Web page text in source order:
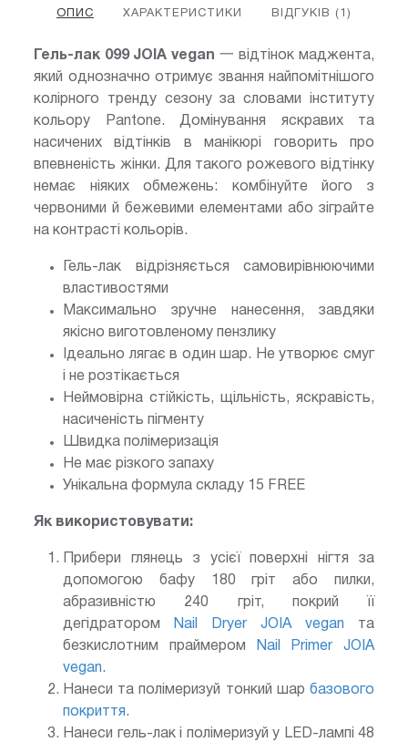
ОПИС ХАРАКТЕРИСТИКИ ВІДГУКІВ (1)
Гель-лак 099 JOIA vegan 一 відтінок маджента,
який однозначно отримує звання найпомітнішого
колірного тренду сезону за словами інституту
кольору Pantone. Домінування яскравих та
насичених відтінків в манікюрі говорить про
впевненість жінки. Для такого рожевого відтінку
немає ніяких обмежень: комбінуйте його з
червоними й бежевими елементами або зіграйте
на контрасті кольорів.
Гель-лак відрізняється самовирівнюючими
властивостями
Максимально зручне нанесення, завдяки
якісно виготовленому пензлику
Ідеально лягає в один шар. Не утворює смуг
і не розтікається
Неймовірна стійкість, щільність, яскравість,
насиченість пігменту
Швидка полімеризація
Не має різкого запаху
Унікальна формула складу 15 FREE
Як використовувати:
Прибери глянець з усієї поверхні нігтя за
допомогою бафу 180 гріт або пилки,
абразивністю 240 гріт, покрий її
дегідратором
Nail Dryer JOIA vegan та
безкислотним праймером
Nail Primer JOIA
vegan.
Нанеси та полімеризуй тонкий шар базового
покриття.
Нанеси гель-лак і полімеризуй у LED-лампі 48